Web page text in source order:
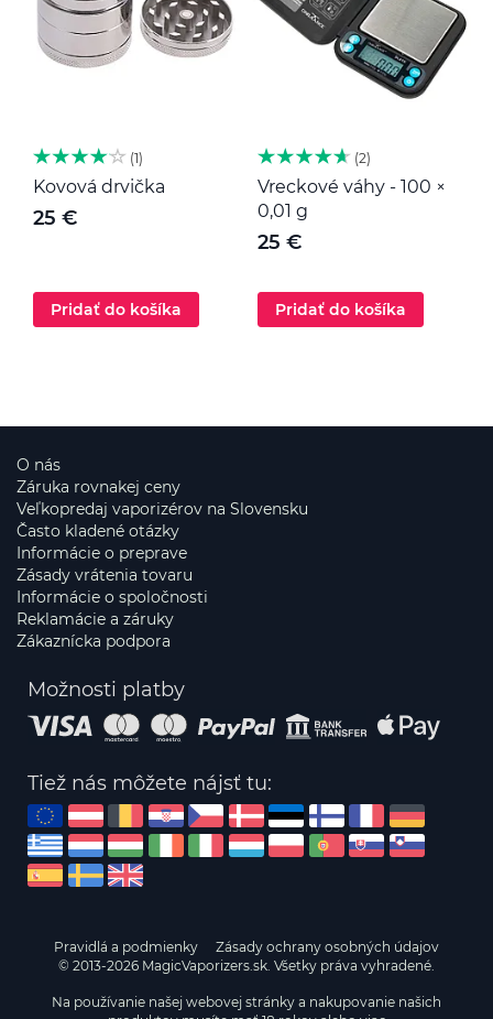
1
Kovová drvička
25 €
Pridať do košíka
2
Vreckové váhy - 100 ×
0,01 g
25 €
Pridať do košíka
O nás
Záruka rovnakej ceny
Veľkopredaj vaporizérov na Slovensku
Často kladené otázky
Informácie o preprave
Zásady vrátenia tovaru
Informácie o spoločnosti
Reklamácie a záruky
Zákaznícka podpora
Možnosti platby
Tiež nás môžete nájsť tu:
Pravidlá a podmienky
Zásady ochrany osobných údajov
© 2013-2026 MagicVaporizers.sk. Všetky práva vyhradené.
Na používanie našej webovej stránky a nakupovanie našich